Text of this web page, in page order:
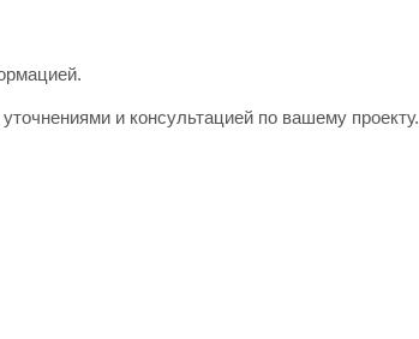
и консультацией по вашему проекту.